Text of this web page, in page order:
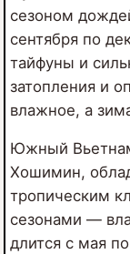
сезоном
сентября по
тайфуны и
затопления и
влажное, а
Южный
Хошимин,
тропическим
сезонами —
длится с мая